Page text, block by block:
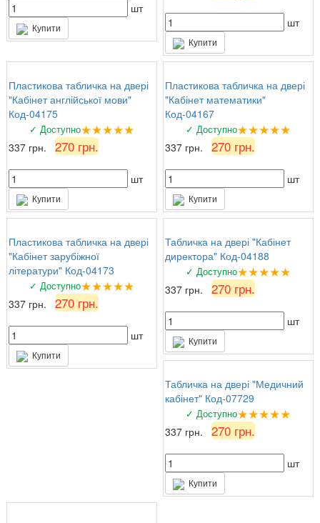
шт
Купити шт
Купити
Пластикова табличка на двері
"Кабінет англійської мови"
Код-04175
✓ Доступно★★★★★
337 грн. 270 грн.
шт
Купити
Пластикова табличка на двері
"Кабінет математики"
Код-04167
✓ Доступно★★★★★
337 грн. 270 грн.
шт
Купити
Пластикова табличка на двері
"Кабінет зарубіжної
літератури" Код-04173
✓ Доступно★★★★★
337 грн. 270 грн.
шт
Купити
Табличка на двері "Кабінет
директора" Код-04188
✓ Доступно★★★★★
337 грн. 270 грн.
шт
Купити
Табличка на двері "Медичний
кабінет" Код-07729
✓ Доступно★★★★★
337 грн. 270 грн.
шт
Купити